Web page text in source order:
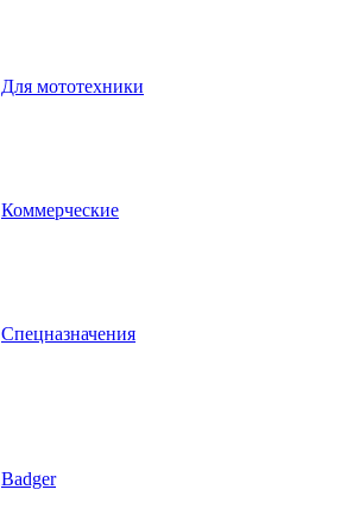
Для мототехники
Коммерческие
Спецназначения
Badger